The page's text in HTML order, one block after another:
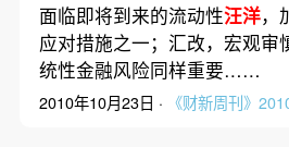
面临即将到来的流动性汪洋，
应对措施之一；汇改，宏观审
统性金融风险同样重要……
2010年10月23日 · 《财新周刊》